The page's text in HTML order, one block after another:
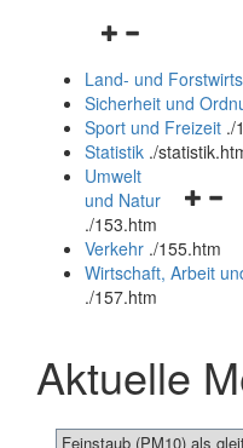
Navigationsmenü
und
schließen
Land- und
Sicherheit und
Sport und Freizeit ./
Statistik ./
und
Umwelt
und Natur
./153.htm
Verkehr ./155.htm
Wirtschaft, Arbeit
./157.htm
Aktuelle